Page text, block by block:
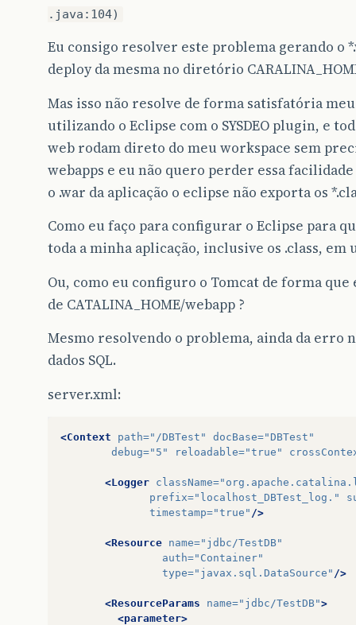
.java:104)
Eu consigo resolver este problema gerando o
deploy da mesma no diretório
Mas isso não resolve de forma satisfatória
utilizando o Eclipse com o SYSDEO plugin, e
web rodam direto do meu workspace sem
webapps e eu não quero perder essa
o .war da aplicação o eclipse não exporta os
Como eu faço para configurar o Eclipse para
toda a minha aplicação, inclusive os .class, em
Ou, como eu configuro o Tomcat de forma
de CATALINA_HOME/webapp ?
Mesmo resolvendo o problema, ainda da erro
dados SQL.
server.xml:
<Context path="/DBTest" docBase="DBTest"
debug="5" reloadable="true"
<Logger className=
prefix="localhost_DBTest_log."
timestamp="true" />
<Resource name="jdbc/TestDB"
auth="Container"
type="javax.sql.DataSource" />
<ResourceParams name="jdbc/TestDB">
<parameter>